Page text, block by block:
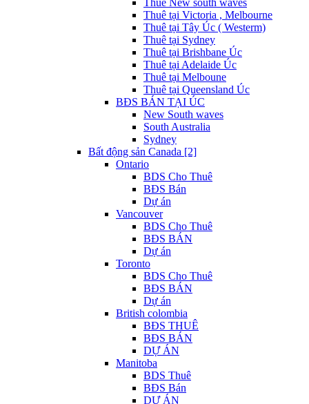
Thuê New south waves
Thuê tại Victoria , Melbourne
Thuê tại Tây Úc ( Westerm)
Thuê tại Sydney
Thuê tại Brishbane Úc
Thuê tại Adelaide Úc
Thuê tại Melboune
Thuê tại Queensland Úc
BĐS BÁN TẠI ÚC
New South waves
South Australia
Sydney
Bất động sản Canada [2]
Ontario
BDS Cho Thuê
BĐS Bán
Dự án
Vancouver
BDS Cho Thuê
BĐS BÁN
Dự án
Toronto
BDS Cho Thuê
BĐS BÁN
Dự án
British colombia
BĐS THUÊ
BĐS BÁN
DỰ ÁN
Manitoba
BDS Thuê
BĐS Bán
DỰ ÁN